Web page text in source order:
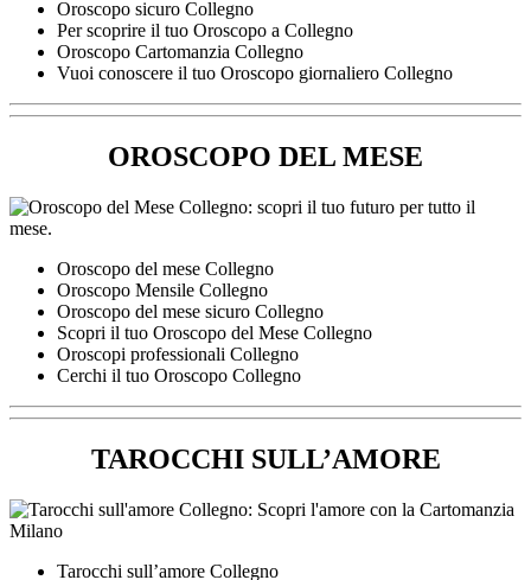
Oroscopo sicuro Collegno
Per scoprire il tuo Oroscopo a Collegno
Oroscopo Cartomanzia Collegno
Vuoi conoscere il tuo Oroscopo giornaliero Collegno
OROSCOPO DEL MESE
Oroscopo del mese Collegno
Oroscopo Mensile Collegno
Oroscopo del mese sicuro Collegno
Scopri il tuo Oroscopo del Mese Collegno
Oroscopi professionali Collegno
Cerchi il tuo Oroscopo Collegno
TAROCCHI SULL’AMORE
Tarocchi sull’amore Collegno